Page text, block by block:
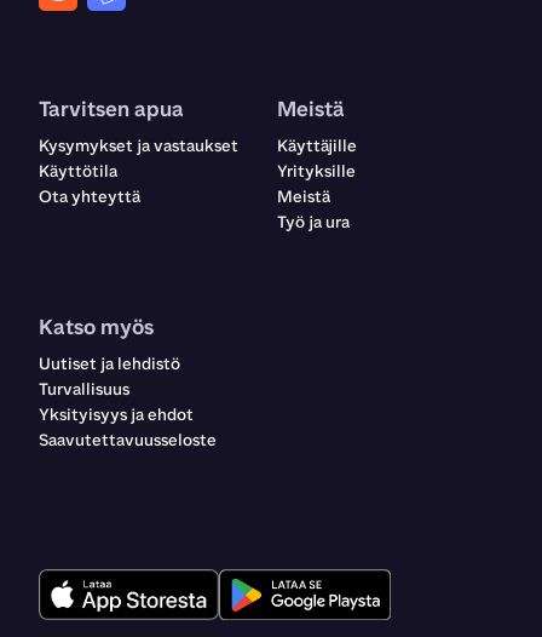
Tarvitsen apua
Kysymykset ja vastaukset
Käyttötila
Ota yhteyttä
Meistä
Käyttäjille
Yrityksille
Meistä
Työ ja ura
Katso myös
Uutiset ja lehdistö
Turvallisuus
Yksityisyys ja ehdot
Saavutettavuusseloste